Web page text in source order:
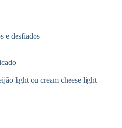
e desfiados
light ou cream cheese light